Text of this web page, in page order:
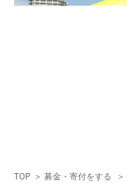
TOP ＞ 募金・寄付をする ＞